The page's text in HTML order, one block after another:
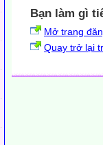
Bạn làm gì
Mở trang
Quay trở lại